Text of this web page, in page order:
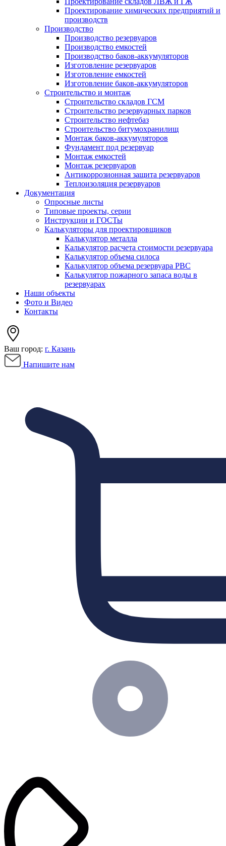
Проектирование химических предприятий и
производств
Производство
Производство резервуаров
Производство емкостей
Производство баков-аккумуляторов
Изготовление резервуаров
Изготовление емкостей
Изготовление баков-аккумуляторов
Строительство и монтаж
Строительство складов ГСМ
Строительство резервуарных парков
Строительство нефтебаз
Строительство битумохранилищ
Монтаж баков-аккумуляторов
Фундамент под резервуар
Монтаж емкостей
Монтаж резервуаров
Антикоррозионная защита резервуаров
Теплоизоляция резервуаров
Документация
Опросные листы
Типовые проекты, серии
Инструкции и ГОСТы
Калькуляторы для проектировщиков
Калькулятор металла
Калькулятор расчета стоимости резервуара
Калькулятор объема силоса
Калькулятор объема резервуара РВС
Калькулятор пожарного запаса воды в
резервуарах
Наши объекты
Фото и Видео
Контакты
Ваш город: г. Казань
Напишите нам